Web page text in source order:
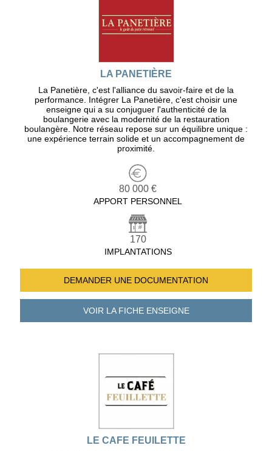
LA PANETIÈRE
La Panetière, c'est l'alliance du savoir-faire et de la
performance. Intégrer La Panetière, c'est choisir une
enseigne qui a su conjuguer l'authenticité de la
boulangerie avec la modernité de la restauration
boulangère. Notre réseau repose sur un équilibre unique :
une expérience terrain solide et un accompagnement de
proximité.
80 000 €
APPORT PERSONNEL
170
IMPLANTATIONS
DEMANDER UNE DOCUMENTATION
VOIR LA FICHEENSEIGNE
LE CAFE FEUILETTE